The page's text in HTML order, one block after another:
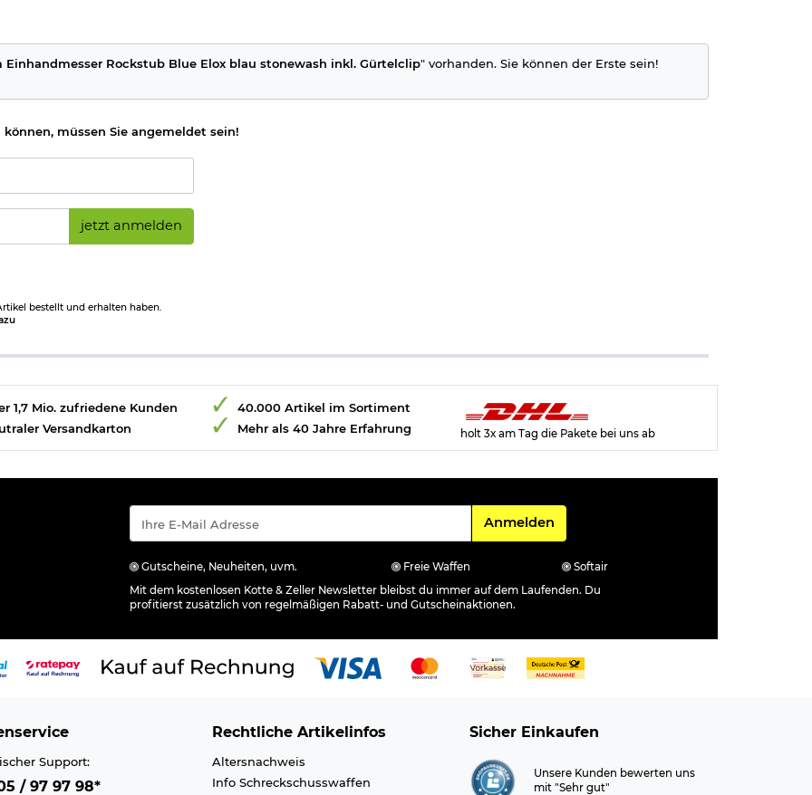
Einhandmesser Rockstub Blue Elox blau stonewash inkl. Gürtelclip" vorhanden. Sie können der Erste sein!
müssen Sie angemeldet sein!
jetzt anmelden
bestellt und erhalten haben.
1,7 Mio. zufriedene Kunden
Versandkarton
40.000 Artikel im Sortiment
Mehr als 40 Jahre Erfahrung
holt 3x am Tag die Pakete bei uns ab
Für den Newsletter
Anmelden
Gutscheine, Neuheiten, uvm. Freie Waffen
Softair
Mit dem kostenlosen Kotte & Zeller Newsletter bleibst du immer auf dem Laufenden. Du
profitierst zusätzlich von regelmäßigen Rabatt- und Gutscheinaktionen.
Support:
/ 97 97 98*
Rechtliche Artikelinfos
Altersnachweis
Info Schreckschusswaffen
Sicher Einkaufen
Unsere Kunden bewerten uns
mit "Sehr gut"